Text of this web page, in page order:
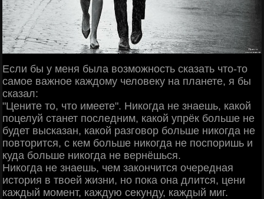
Если бы у меня была возможность сказать что-то
самое важное каждому человеку на планете, я бы
сказал:
"Цените то, что имеете". Никогда не знаешь, какой
поцелуй станет последним, какой упрёк больше не
будет высказан, какой разговор больше никогда не
повторится, c кем больше никогда не поспоришь и
куда больше никогда не вернёшься.
Никогда не знаешь, чем закончится очередная
история в твоей жизни, но пока она длится, цени
каждый момент, каждую секунду, каждый миг.